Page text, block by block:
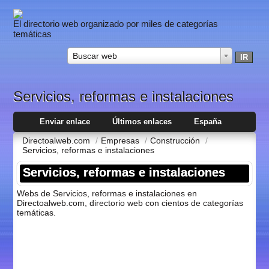
El directorio web organizado por miles de categorías
temáticas
Buscar web
Servicios, reformas e instalaciones
Enviar enlace Últimos enlaces España
Directoalweb.com / Empresas / Construcción /
Servicios, reformas e instalaciones
Servicios, reformas e instalaciones
Webs de Servicios, reformas e instalaciones en
Directoalweb.com, directorio web con cientos de categorí­as
temáticas.